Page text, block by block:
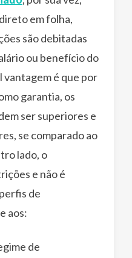
em folha,
são debitadas
ou benefício do
vantagem é que por
garantia, os
ser superiores e
se comparado ao
lado, o
e não é
de
aos:
de